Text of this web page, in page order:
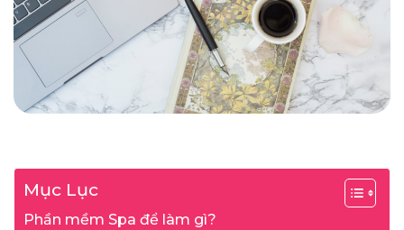
Mục Lục
Phần mềm Spa để làm gì?